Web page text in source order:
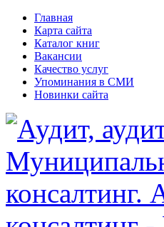
Главная
Карта сайта
Каталог книг
Вакансии
Качество услуг
Упоминания в СМИ
Новинки сайта